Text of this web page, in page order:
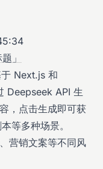
」
Next.js 和
Deepseek API 生
，点击生成即可获
等多种场景。
营销文案等不同风